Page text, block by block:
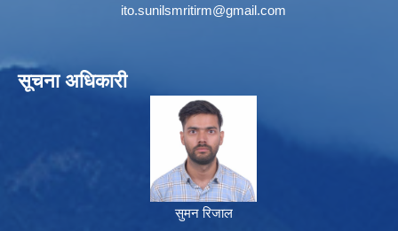
ito.sunilsmritirm@gmail.com
सूचना अधिकारी
सुमन रिजाल